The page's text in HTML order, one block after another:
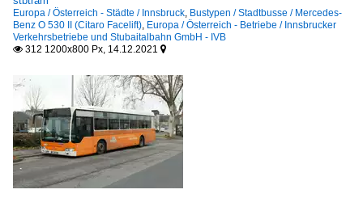
Europa / Österreich - Städte / Innsbruck, Bustypen / Stadtbusse / Mercedes-
Benz O 530 II (Citaro Facelift), Europa / Österreich - Betriebe / Innsbrucker
Verkehrsbetriebe und Stubaitalbahn GmbH - IVB
 312 1200x800 Px, 14.12.2021 